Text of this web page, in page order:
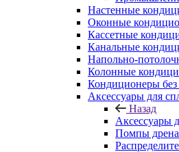
Настенные
Оконные
Кассетные
Канальные
Напольно-
Колонные
Кондиционеры
Аксессуары для
Назад
Аксессуары
Помпы